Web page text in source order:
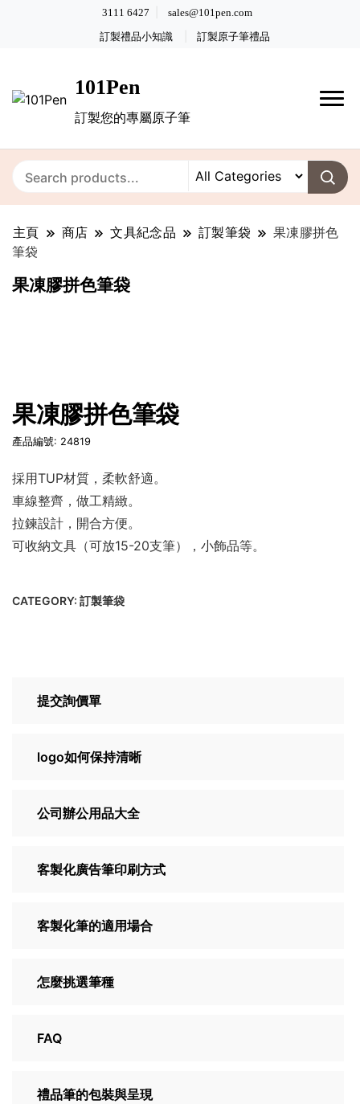
3111 6427 sales@101pen.com
訂製禮品小知識 訂製原子筆禮品
101Pen
訂製您的專屬原子筆
主頁 商店 文具紀念品 訂製筆袋
果凍膠拼色
筆袋
果凍膠拼色筆袋
果凍膠拼色筆袋
產品編號: 24819
採用TUP材質，柔軟舒適。
車線整齊，做工精緻。
拉鍊設計，開合方便。
可收納文具（可放15-20支筆），小飾品等。
CATEGORY: 訂製筆袋
提交詢價單
logo如何保持清晰
公司辦公用品大全
客製化廣告筆印刷方式
客製化筆的適用場合
怎麼挑選筆種
FAQ
禮品筆的包裝與呈現